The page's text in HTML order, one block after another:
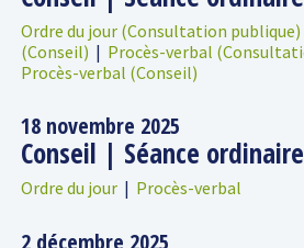
Ordre du jour (Consultation publique)
(Conseil) | Procès-verbal
Procès-verbal (Conseil)
18 novembre 2025
Conseil | Séance ordinaire
Ordre du jour| Procès-verbal
2 décembre 2025